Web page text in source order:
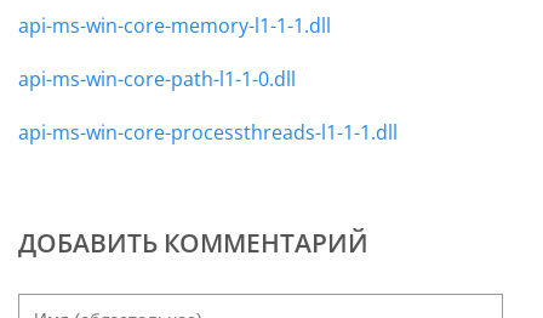
api-ms-win-core-memory-l1-1-1.dll
api-ms-win-core-path-l1-1-0.dll
api-ms-win-core-processthreads-l1-1-1.dll
ДОБАВИТЬ КОММЕНТАРИЙ